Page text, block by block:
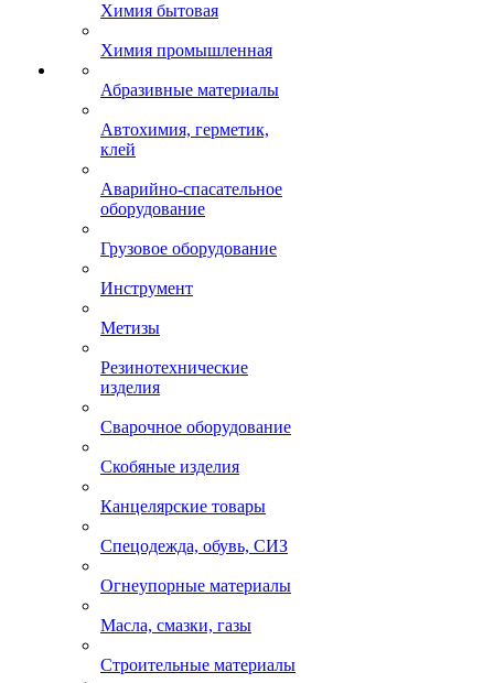
Химия бытовая
Химия промышленная
Абразивные материалы
Автохимия, герметик,
клей
Аварийно-спасательное
оборудование
Грузовое оборудование
Инструмент
Метизы
Резинотехнические
изделия
Сварочное оборудование
Скобяные изделия
Канцелярские товары
Спецодежда, обувь, СИЗ
Огнеупорные материалы
Масла, смазки, газы
Строительные материалы